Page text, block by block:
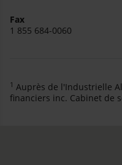
Fax
1 855 684-0060
1 Auprès de l'Industrielle
financiers inc. Cabinet de